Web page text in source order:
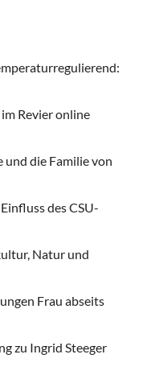
Revier online
und die Familie von
des CSU-
Natur und
Frau abseits
zu Ingrid Steeger